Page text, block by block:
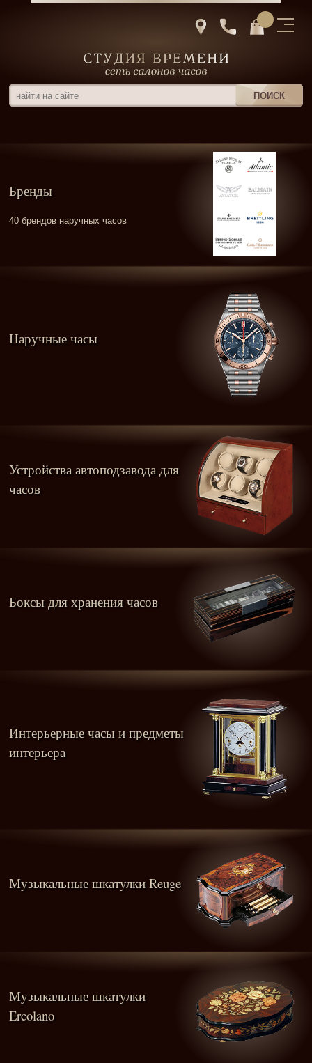
Бренды
40 брендов наручных часов
Наручные часы
Устройства автоподзавода для
часов
Боксы для хранения часов
Интерьерные часы и предметы
интерьера
Музыкальные шкатулки Reuge
Музыкальные шкатулки
Ercolano